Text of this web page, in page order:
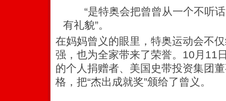
“是特奥会把曾曾从一个不听话
有礼貌”。
在妈妈曾义的眼里，特奥运动会不
强，也为全家带来了荣誉。10月11
的个人捐赠者、美国史带投资集团
格，把“杰出成就奖”颁给了曾义。